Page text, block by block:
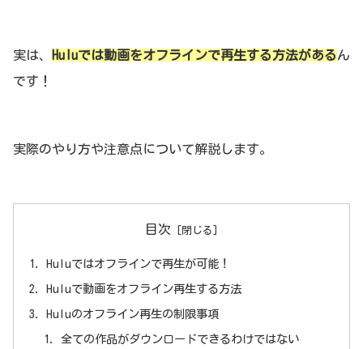
実は、 Huluでは動画をオフラインで再生する方法があるん
です！
実際のやり方や注意点について解説します。
目次
Huluではオフラインで再生が可能！
Huluで動画をオフライン再生する方法
Huluのオフライン再生の制限事項
全ての作品がダウンロードできるわけではない